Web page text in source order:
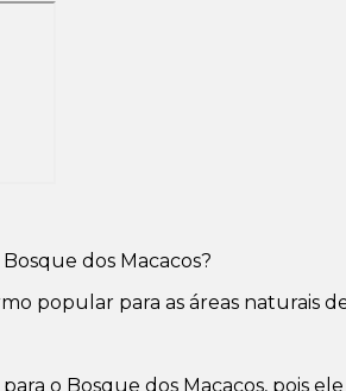
dos Macacos?
popular para as áreas naturais
o Bosque dos Macacos, pois